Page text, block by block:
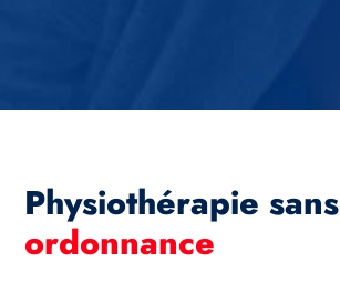
Physiothérapie sans
ordonnance